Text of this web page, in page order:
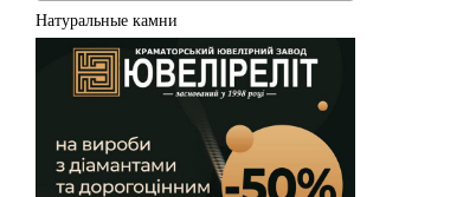
Натуральные камни